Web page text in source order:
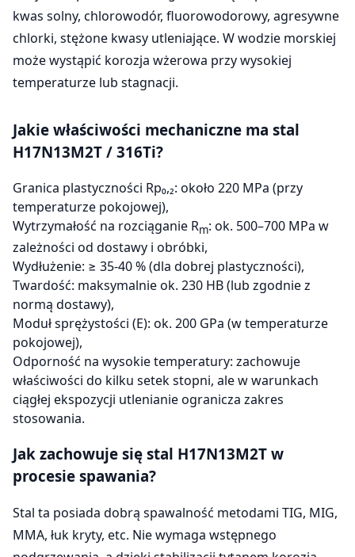
kwas solny, chlorowodór, fluorowodorowy, agresywne
chlorki, stężone kwasy utleniające. W wodzie morskiej
może wystąpić korozja wżerowa przy wysokiej
temperaturze lub stagnacji.
Jakie właściwości mechaniczne ma stal
H17N13M2T / 316Ti?
Granica plastyczności Rp₀,₂: około 220 MPa (przy
temperaturze pokojowej),
Wytrzymałość na rozciąganie Rm: ok. 500–700 MPa w
zależności od dostawy i obróbki,
Wydłużenie: ≥ 35-40 % (dla dobrej plastyczności),
Twardość: maksymalnie ok. 230 HB (lub zgodnie z
normą dostawy),
Moduł sprężystości (E): ok. 200 GPa (w temperaturze
pokojowej),
Odporność na wysokie temperatury: zachowuje
właściwości do kilku setek stopni, ale w warunkach
ciągłej ekspozycji utlenianie ogranicza zakres
stosowania.
Jak zachowuje się stal H17N13M2T w
procesie spawania?
Stal ta posiada dobrą spawalność metodami TIG, MIG,
MMA, łuk kryty, etc. Nie wymaga wstępnego